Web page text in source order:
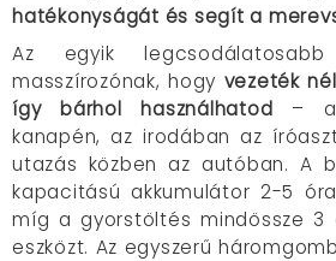
hatékonyságát és segít a
Az egyik
masszírozónak, hogy vezeték
így bárhol használhatod –
kanapén, az irodában az
utazás közben az autóban. A
kapacitású akkumulátor 2-5
míg a gyorstöltés mindössze
eszközt. Az egyszerű